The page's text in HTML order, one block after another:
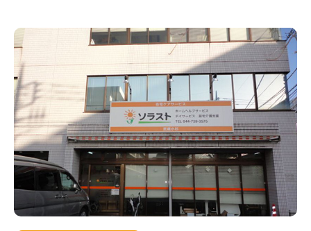
自宅から通う・泊まる
自宅でサービスを受ける
サービスの相談をする
介護のガイド
介護のガイド
介護保険サービスについて
介護保険サービス利用の流れ
介護お役立ちコラム「そらまめ＋」
採用情報
グループホーム
都市型軽費老人ホーム（ケアハウス）
自宅から通う・泊まる
通所介護（デイサービス）